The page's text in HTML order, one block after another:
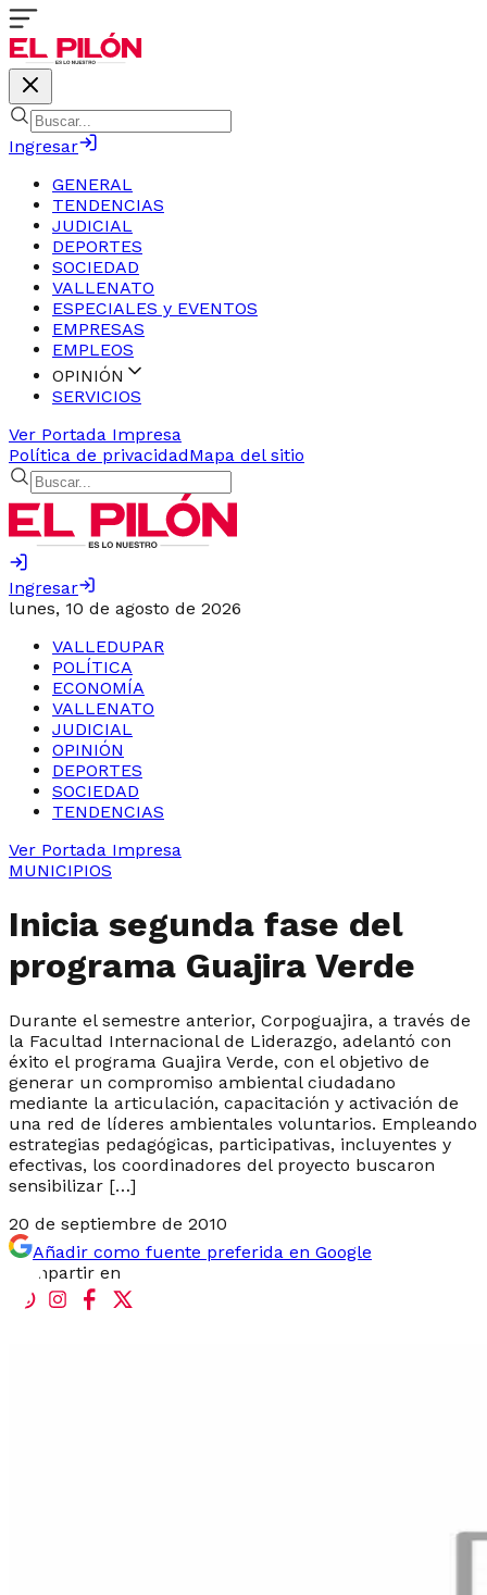
Ingresar
GENERAL
TENDENCIAS
JUDICIAL
DEPORTES
SOCIEDAD
VALLENATO
ESPECIALES y EVENTOS
EMPRESAS
EMPLEOS
OPINIÓN
SERVICIOS
Ver Portada Impresa
Política de privacidadMapa del sitio
Ingresar
lunes, 10 de agosto de 2026
VALLEDUPAR
POLÍTICA
ECONOMÍA
VALLENATO
JUDICIAL
OPINIÓN
DEPORTES
SOCIEDAD
TENDENCIAS
Ver Portada Impresa
MUNICIPIOS
Inicia segunda fase del
programa Guajira Verde
Durante el semestre anterior, Corpoguajira, a través de
la Facultad Internacional de Liderazgo, adelantó con
éxito el programa Guajira Verde, con el objetivo de
generar un compromiso ambiental ciudadano
mediante la articulación, capacitación y activación de
una red de líderes ambientales voluntarios. Empleando
estrategias pedagógicas, participativas, incluyentes y
efectivas, los coordinadores del proyecto buscaron
sensibilizar […]
20 de septiembre de 2010
Añadir como fuente preferida en Google
Compartir en